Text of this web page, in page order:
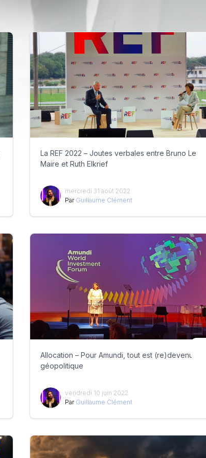
La REF 2022 – Joutes verbales entre Bruno Le
Maire et Ruth Elkrief
mercredi 31 août 2022
Par Guillaume Clément
Allocation – Pour Amundi, tout est (re)devenu
géopolitique
vendredi 10 juin 2022
Par Guillaume Clément